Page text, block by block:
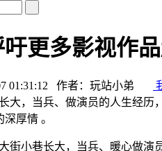
更多影视作
01:31:12 作者：玩站小弟
大，当兵、做演员的人生经历
厚情 。
街小巷长大，当兵、暖心做演